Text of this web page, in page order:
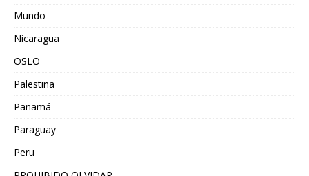
Mundo
Nicaragua
OSLO
Palestina
Panamá
Paraguay
Peru